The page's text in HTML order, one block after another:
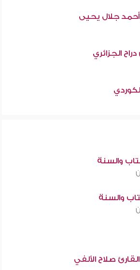
أحمد جلال يحيى
الجزائري
والسنة
والسنة
صلاح الألفي